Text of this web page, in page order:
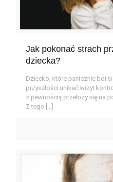
Jak pokonać strach
dziecka?
Dziecko, które panicznie boi
przyszłości unikać wizyt
z pewnością przełoży się na
Z tego